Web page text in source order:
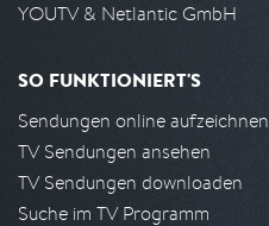
YOUTV & Netlantic GmbH
SO FUNKTIONIERT'S
Sendungen online aufzeichnen
TV Sendungen ansehen
TV Sendungen downloaden
Suche im TV Programm